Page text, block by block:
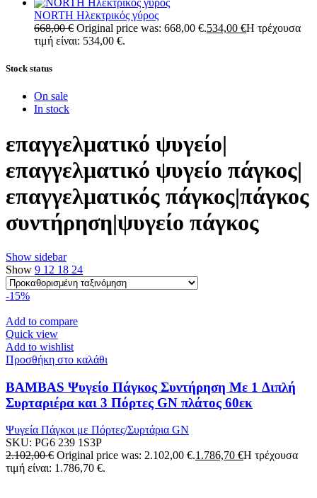
NORTH Ηλεκτρικός γύρος
668,00€ Original price was: 668,00 €.534,00 €Η τρέχουσα
τιμή είναι: 534,00 €.
Stock status
On sale
In stock
επαγγελματικό ψυγείο|
επαγγελματικό ψυγείο πάγκος|
επαγγελματικός πάγκος|πάγκος
συντήρηση|ψυγείο πάγκος
Show sidebar
Show 9 12 18 24
-15%
Add to compare
Quick view
Add to wishlist
Προσθήκη στο καλάθι
BAMBAS Ψυγείο Πάγκος Συντήρηση Με 1 Διπλή
Συρταριέρα και 3 Πόρτες GN πλάτος 60εκ
Ψυγεία Πάγκοι με Πόρτες/Συρτάρια GN
SKU: PG6 239 1S3P
2.102,00€ Original price was: 2.102,00 €.1.786,70 €Η τρέχουσα
τιμή είναι: 1.786,70 €.